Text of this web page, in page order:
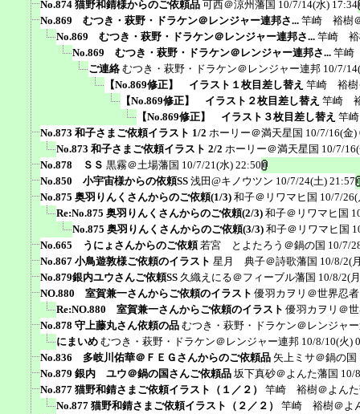
No.874 猫野和錆様からのご依頼品 可西＠涼州藩国 10/7/14(水) 17:34
No.869 むつき・萩野・ドラケン＠レンジャー連邦さ... 竿崎 裕樹
No.869 むつき・萩野・ドラケン＠レンジャー連邦さ... 竿崎 裕
No.869 むつき・萩野・ドラケン＠レンジャー連邦さ... 竿崎
ご連絡 むつき・萩野・ドラケン＠レンジャー連邦 10/7/
【No.869修正】 イラスト１枚目差し替え 竿崎 裕樹
【No.869修正】 イラスト２枚目差し替え 竿崎
【No.869修正】 イラスト３枚目差し替え 竿
No.873 和子さまご依頼イラスト 1/2 ホーリー＠満天星国 10/7/16(金)
No.873 和子さまご依頼イラスト 2/2 ホーリー＠満天星国 10/7/
No.878 ＳＳ 黒霧＠土場藩国 10/7/21(水) 22:50
No.850 小宇宙様からの依頼SS 浅田@キノウツン 10/7/24(土) 21:57
No.875 奥羽りんくさんからのご依頼(1/3) 和子＠リワマヒ国 10/7/
Re:No.875 奥羽りんくさんからのご依頼(2/3) 和子＠リワマヒ国
No.875 奥羽りんくさんからのご依頼(3/3) 和子＠リワマヒ国
No.665 うにょさんからのご依頼 若宮 とよたろう＠鍋の国 10/7/
No.867 小鳥遊敦様ご依頼のイラスト 星月 典子＠詩歌藩国 10/8/2(
No.879銀内ユウさんご依頼SS 久織えにる＠フィーブル藩国 10/8/2(
NO.880 室賀兼一さんからご依頼のイラスト 優羽カヲリ＠世界忍
Re:NO.880 室賀兼一さんからご依頼のイラスト 優羽カヲリ＠
No.878 守上藤丸さん依頼の品 むつき・萩野・ドラケン＠レンジャ
にまいめ むつき・萩野・ドラケン＠レンジャー連邦 10/8/10(火)
No.836 多岐川佑華＠ＦＥＧさんからのご依頼品 矢上ミサ＠鍋の国
No.879 銀内 ユウ＠鍋の国さんご依頼品 坂下真砂＠よんた藩国 10/
No.877 猫野和錆さまご依頼イラスト（１／２）
竿崎 裕樹＠よんた
No.877 猫野和錆さまご依頼イラスト（２／２）
竿崎 裕樹＠よ